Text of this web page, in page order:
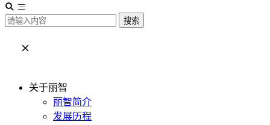
搜索
关于丽智
丽智简介
发展历程